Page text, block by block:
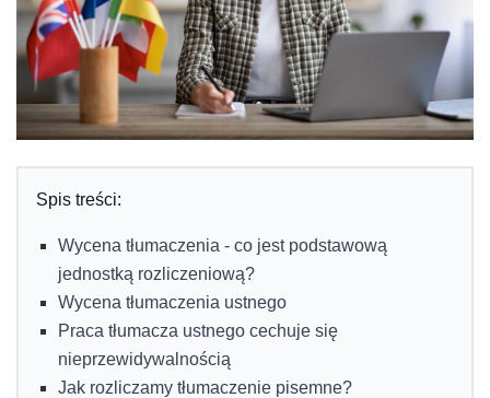
Spis treści:
Wycena tłumaczenia - co jest podstawową
jednostką rozliczeniową?
Wycena tłumaczenia ustnego
Praca tłumacza ustnego cechuje się
nieprzewidywalnością
Jak rozliczamy tłumaczenie pisemne?